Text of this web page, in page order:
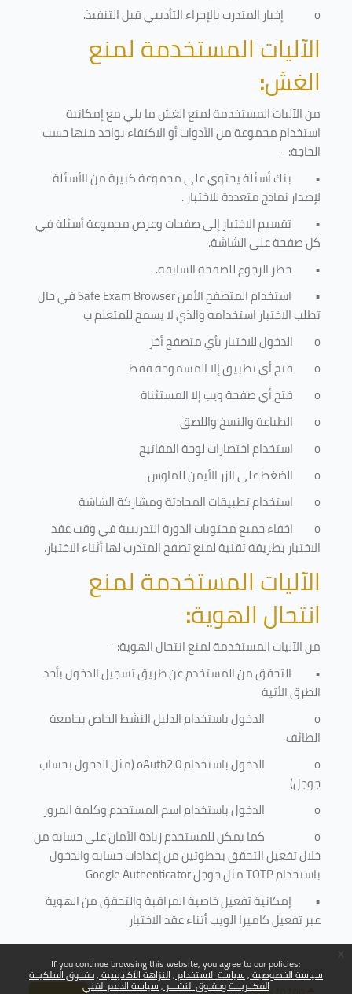
If you continue browsing this website, you agree to our policies:
سياسة الخصوصية سياسة الاستخدام النزاهة الأكاديمية حقــوق الملكيــة
الفكــريـــة وحقـوق النشـــر سياسة الدعم الفني
o
إخبار المتدرب بالإجراء التأديبي قبل التنفيذ.
الآليات المستخدمة لمنع
الغش:
من الآليات المستخدمة لمنع الغش ما يلي مع إمكانية
استخدام مجموعة من الأدوات أو الاكتفاء بواحد منها حسب
الحاجة: -
• بنك أسئلة يحتوي على مجموعة كبيرة من الأسئلة
لإصدار نماذج متعددة للاختبار.
• تقسيم الاختبار إلى صفحات وعرض مجموعة أسئلة في
كل صفحة على الشاشة.
• حظر الرجوع للصفحة السابقة.
• استخدام المتصفح الأمنSafe Exam Browserفي حال
تطلب الاختبار استخدامه والذي لا يسمح للمتعلم ب
o
الدخول للاختبار بأي متصفح أخر
o
فتح أي تطبيق إلا المسموحة فقط
o
فتح أي صفحة ويب إلا المستثناة
o
الطباعة والنسخ واللصق
o
استخدام اختصارات لوحة المفاتيح
o
الضغط على الزر الأيمن للماوس
o
استخدام تطبيقات المحادثة ومشاركة الشاشة
o
اخفاء جميع محتويات الدورة التدريبية في وقت عقد
الاختبار بطريقة تقنية لمنع تصفح المتدرب لها أثناء الاختبار.
الآليات المستخدمة لمنع
انتحال الهوية:
من الآليات المستخدمة لمنعانتحال الهوية: -
• التحقق من المستخدم عن طريق تسجيل الدخول بأحد
الطرق الأتية
o
الدخول باستخدام الدليل النشط الخاص بجامعة
الطائف
o
الدخول باستخدامoAuth2.0(مثل الدخول بحساب
جوجل)
o
الدخول باستخدام اسم المستخدم وكلمة المرور
o
كما يمكن للمستخدم زيادة الأمان على حسابه من
خلال تفعيل التحقق بخطوتين من إعدادات حسابه والدخول
باستخدامTOTPمثل جوجلGoogle Authenticator
• إمكانية تفعيل خاصية المراقبة والتحقق من الهوية
عبر تفعيل كاميرا الويب أثناء عقد الاختبار